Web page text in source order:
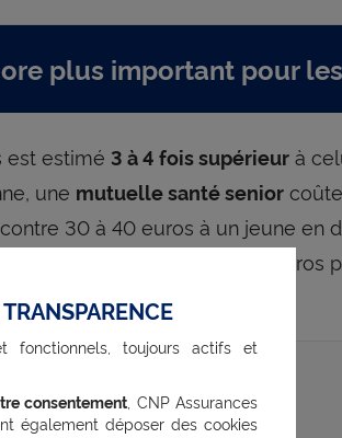
plus important pour
est estimé 3 à 4 fois supérieur à
une mutuelle santé senior
30 à 40 euros à un jeune en
à charge estimés à 500 euros
fonctionnels, toujours actifs et
consentement , CNP Assurances
également déposer des cookies